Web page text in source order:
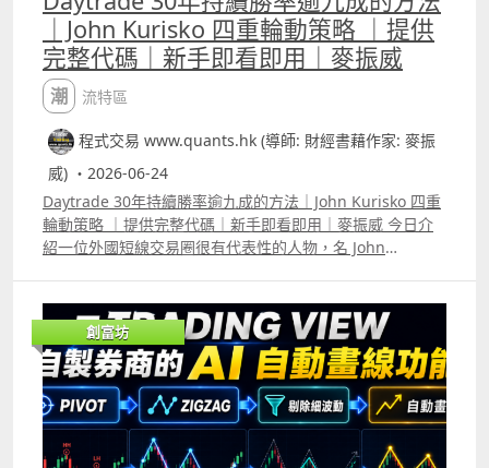
為市場觀察值相對可靠，Kalman Gain便會較高，估計價格
會更快跟隨最新價格；若算法認為目前價格包含較多雜訊，
Kalman Gain便會降低，估計價格只會作出較小調整。 因
此，Kalman Filter不是像固定週期平均線一樣，每次按照相
同權重處理價格，而是會根據估計誤差與噪音設定，動態調
接的方法是用Kalman價格取代原本公式中的close。例如這
個Kalman RSI便會比普通的RSI更有效判斷市況變化。普通
的RSI升至50以上代表趨勢轉強，相反，若跌至50以下代表
趨勢轉弱，但很多時候在一個明顯趨勢中，RSI仍會在50附
近反覆上落，這讓使用者更難判斷趨勢。 此外，普通的RSI
升至70以上代表升勢十分之強，若跌至30以下代表跌勢十分
之強，但很多時候普通的RSI升至70或跌至30後又會很快逆
轉，這會讓使用者誤判走勢即將逆轉，但Kalman RSI 只要
真正升至70或跌至30便會維持較長時間，讓使用者知道目前
處於強勁的升浪或跌浪中。而且Kalman RSI與普通RSI升至
70或跌至30的時間往往會不同，因為Kalman Filter的核心
原理就是「預測、比較、修正」，這令Kalman RSI比普通
RSI更準確。
｜John Kurisko 四重輪動策略 ｜提供
完整代碼｜新手即看即用｜麥振威
潮流特區
程式交易 www.quants.hk (導師: 財經書藉作家: 麥振
威) ・2026-06-24
Daytrade 30年持續勝率逾九成的方法｜John Kurisko 四重
輪動策略 ｜提供完整代碼｜新手即看即用｜麥振威 今日介
紹一位外國短線交易圈很有代表性的人物，名 John
勝率持續超過九成。 他強調自己每晚就只會等這個策略的入
市訊號出現，每日平均能獲利約1000蚊美金。 我們用
Trading View根據他公開的部份將策略寫出來，backtest結
果雖與他本人所指的有分別。但再用我們的AI agent 優化，
確實勝率可以超過九成。
創富坊